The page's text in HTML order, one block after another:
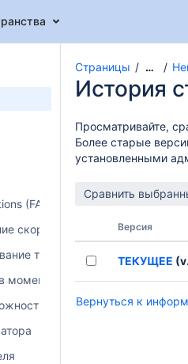
(FAQ)
скоростью)
таблиц
авторизации абонента
системы
Страницы …
История
Просматривайте,
Более старые
установленными
Версия
ТЕКУЩЕЕ
Вернуться к